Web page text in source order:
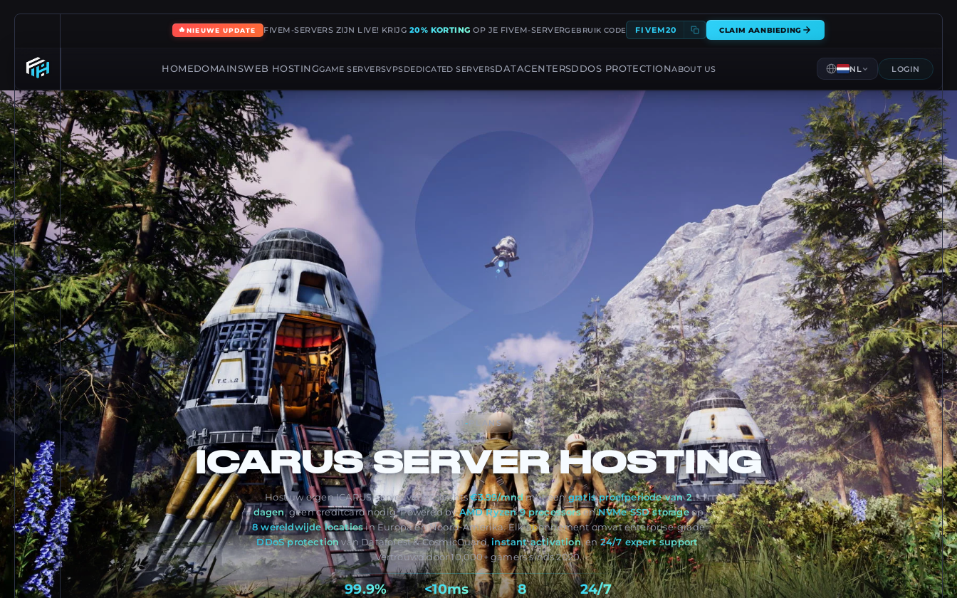
🔥NIEUWE UPDATE FIVEM-SERVERS ZIJN LIVE! KRIJG 20% KORTING OP JE FIVEM-SERVERGEBRUIK CODE FIVEM20 CLAIM AANBIEDING
HOMEDOMAINSWEB HOSTINGGAME SERVERSVPSDEDICATED SERVERSDATACENTERSDDOS PROTECTIONABOUT US NL LOGIN
01 - PLANS
ICARUS SERVER HOSTING
Host uw eigen ICARUS-server vanaf slechts€3.99/mndmet eengratis proefperiode van 2
dagen, geen creditcard nodig. Powered byAMD Ryzen 9 processorsenNVMe SSD storageop
8 wereldwijde locatiesin Europa en Noord-Amerika. Elk abonnement omvat enterprise-grade
DDoS protection van Dataforest & CosmicGuard, instant activation, en24/7 expert support.
Vertrouwd door 10,000+ gamers sinds 2020.
99.9% <10ms 8 24/7